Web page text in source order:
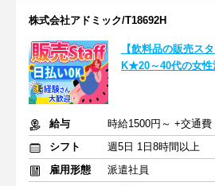
株式会社アドミック/T18692H
【飲料品の販売ス
K★20～40代の女性
給与
時給1500円～ +交通費
シフト
週5日 1日8時間以上
雇用形態
派遣社員